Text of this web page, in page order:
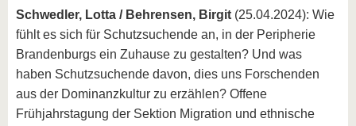
International
Students
News
Contacts
Innovative
transfer
projects
Get to
know us
Schwedler, Lotta / Behrensen, Birgit (25.04.2024): Wie
fühlt es sich für Schutzsuchende an, in der Peripherie
Brandenburgs ein Zuhause zu gestalten? Und was
haben Schutzsuchende davon, dies uns Forschenden
aus der Dominanzkultur zu erzählen? Offene
Frühjahrstagung der Sektion Migration und ethnische